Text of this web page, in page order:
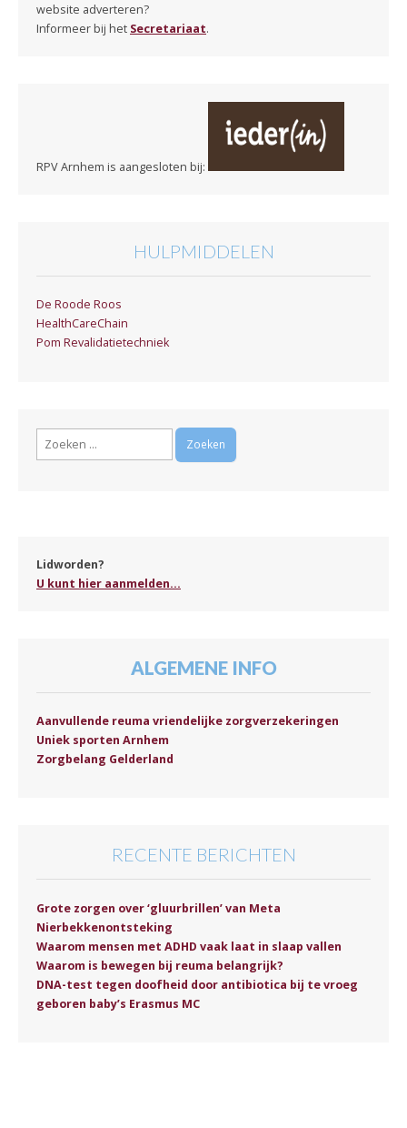
website adverteren?
Informeer bij het Secretariaat.
RPV Arnhem is aangesloten bij:
HULPMIDDELEN
De Roode Roos
HealthCareChain
Pom Revalidatietechniek
Zoeken
Lidworden?
U kunt hier aanmelden...
ALGEMENE INFO
Aanvullende reuma vriendelijke zorgverzekeringen
Uniek sporten Arnhem
Zorgbelang Gelderland
RECENTE BERICHTEN
Grote zorgen over ‘gluurbrillen’ van Meta
Nierbekkenontsteking
Waarom mensen met ADHD vaak laat in slaap vallen
Waarom is bewegen bij reuma belangrijk?
DNA-test tegen doofheid door antibiotica bij te vroeg
geboren baby’s Erasmus MC